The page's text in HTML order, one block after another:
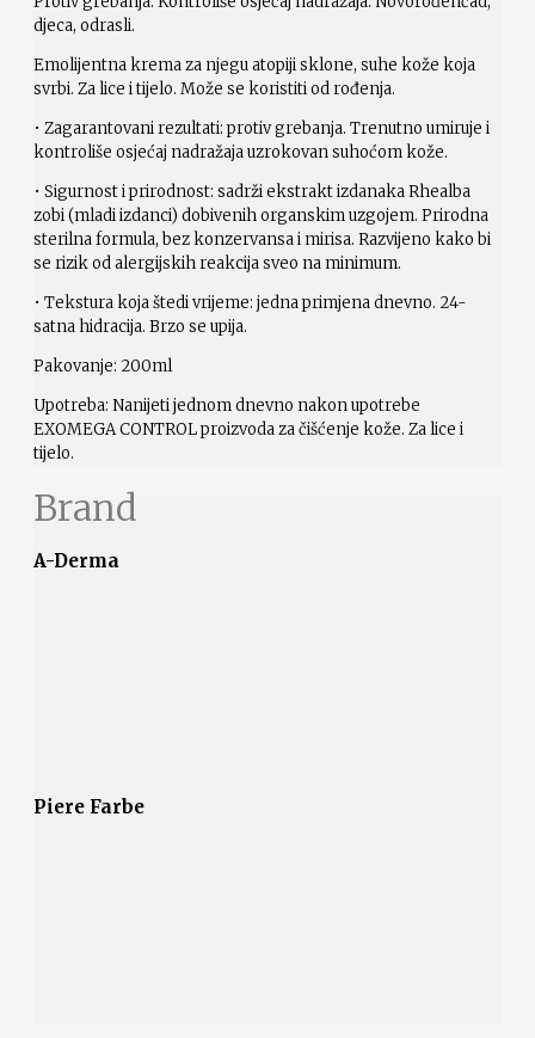
djeca, odrasli.
Emolijentna krema za njegu atopiji sklone, suhe kože koja
svrbi. Za lice i tijelo. Može se koristiti od rođenja.
• Zagarantovani rezultati: protiv grebanja. Trenutno umiruje i
kontroliše osjećaj nadražaja uzrokovan suhoćom kože.
• Sigurnost i prirodnost: sadrži ekstrakt izdanaka Rhealba
zobi (mladi izdanci) dobivenih organskim uzgojem. Prirodna
sterilna formula, bez konzervansa i mirisa. Razvijeno kako bi
se rizik od alergijskih reakcija sveo na minimum.
• Tekstura koja štedi vrijeme: jedna primjena dnevno. 24-
satna hidracija. Brzo se upija.
Pakovanje: 200ml
Upotreba: Nanijeti jednom dnevno nakon upotrebe
EXOMEGA CONTROL proizvoda za čišćenje kože. Za lice i
tijelo.
Brand
A-Derma
Piere Farbe